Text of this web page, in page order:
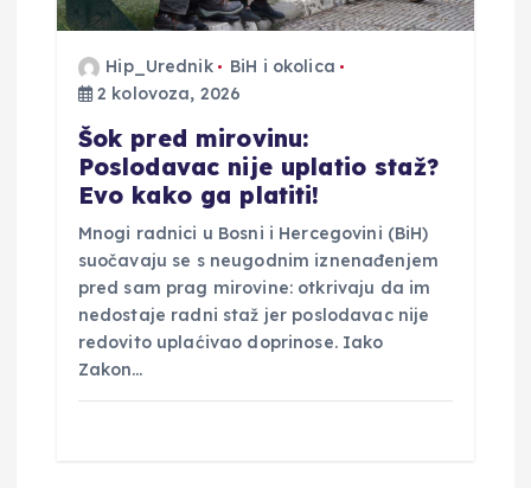
Hip_Urednik
BiH i okolica
2 kolovoza, 2026
Šok pred mirovinu:
Poslodavac nije uplatio staž?
Evo kako ga platiti!
Mnogi radnici u Bosni i Hercegovini (BiH)
suočavaju se s neugodnim iznenađenjem
pred sam prag mirovine: otkrivaju da im
nedostaje radni staž jer poslodavac nije
redovito uplaćivao doprinose. Iako
Zakon…